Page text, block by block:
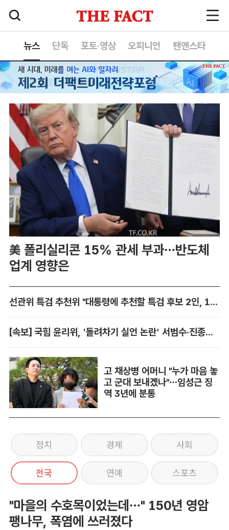
뉴스 단독 포토·영상 오피니언 팬앤스타
美 폴리실리콘 15% 관세 부과…반도체
업계 영향은
선관위 특검 추천위 "대통령에 추천할 특검 후보 2인, 14일 확정"
[속보] 국힘 윤리위, '돌려차기 실언 논란' 서범수·진종오 징계 개시
고 채상병 어머니 "누가 마음 놓
고 군대 보내겠나"…임성근 징
역 3년에 분통
정치 경제 사회
전국 연예 스포츠
"마을의 수호목이었는데…" 150년 영암
팽나무, 폭염에 쓰러졌다